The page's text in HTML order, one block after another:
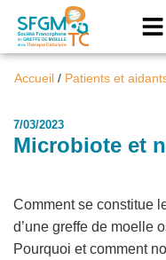
Accueil / Patients et
7/03/2023
Microbiote et
Comment se constitue
d’une greffe de moelle
Pourquoi et comment